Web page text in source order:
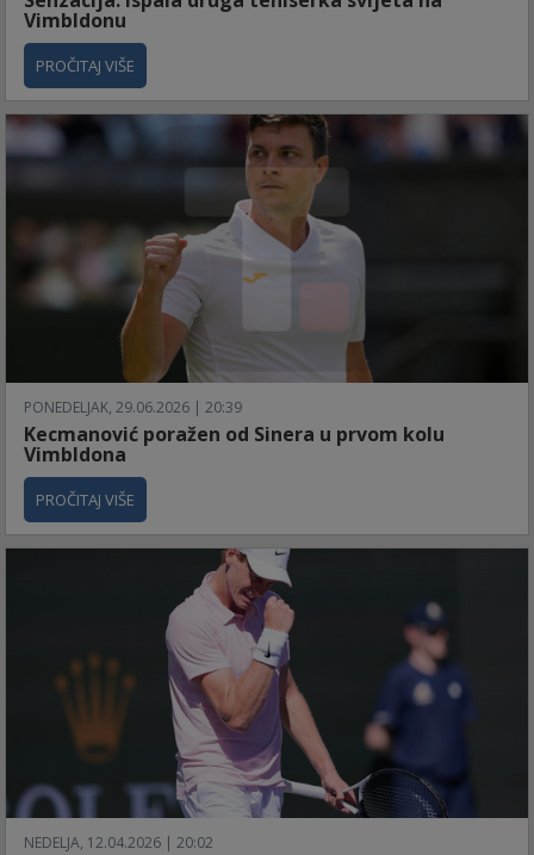
Vimbldonu
PROČITAJ VIŠE
PONEDELJAK, 29.06.2026 | 20:39
Kecmanović poražen od Sinera u prvom kolu
Vimbldona
PROČITAJ VIŠE
NEDELJA, 12.04.2026 | 20:02